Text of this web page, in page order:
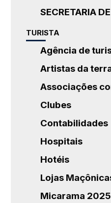
SECRETARIA
TURISTA
Agência de
Artistas da
Associações
Clubes
Contabilidades
Hospitais
Hotéis
Lojas
Micarama 2025